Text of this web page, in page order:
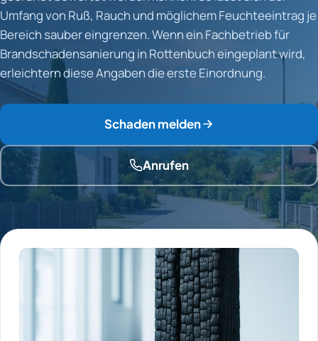
Umfang von Ruß, Rauch und möglichem Feuchteeintrag je
Bereich sauber eingrenzen. Wenn ein Fachbetrieb für
Brandschadensanierung in Rottenbuch eingeplant wird,
erleichtern diese Angaben die erste Einordnung.
Schaden melden
Anrufen